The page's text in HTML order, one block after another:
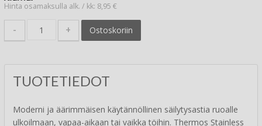
Hinta osamaksulla alk. / kk: 8,95 €
- + Ostoskoriin
TUOTETIEDOT
Moderni ja äärimmäisen käytännöllinen säilytysastia ruoalle
ulkoilmaan, vapaa-aikaan tai vaikka töihin. Thermos Stainless